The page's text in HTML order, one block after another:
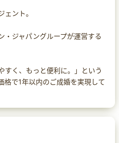
ント。
・ジャパングループが運営する
すく、もっと便利に。」という
格で1年以内のご成婚を実現して